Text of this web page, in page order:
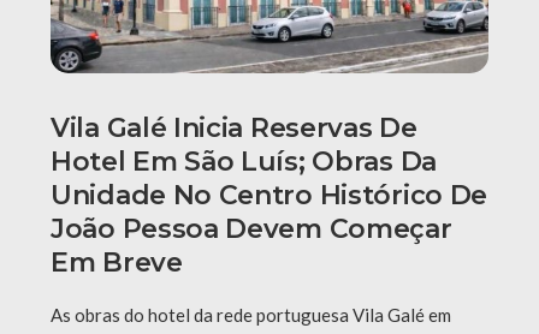
Vila Galé Inicia Reservas De
Hotel Em São Luís; Obras Da
Unidade No Centro Histórico De
João Pessoa Devem Começar
Em Breve
As obras do hotel da rede portuguesa Vila Galé em